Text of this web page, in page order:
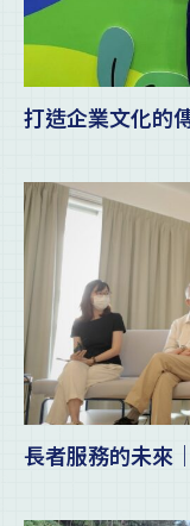
打造企業文化的
長者服務的未來